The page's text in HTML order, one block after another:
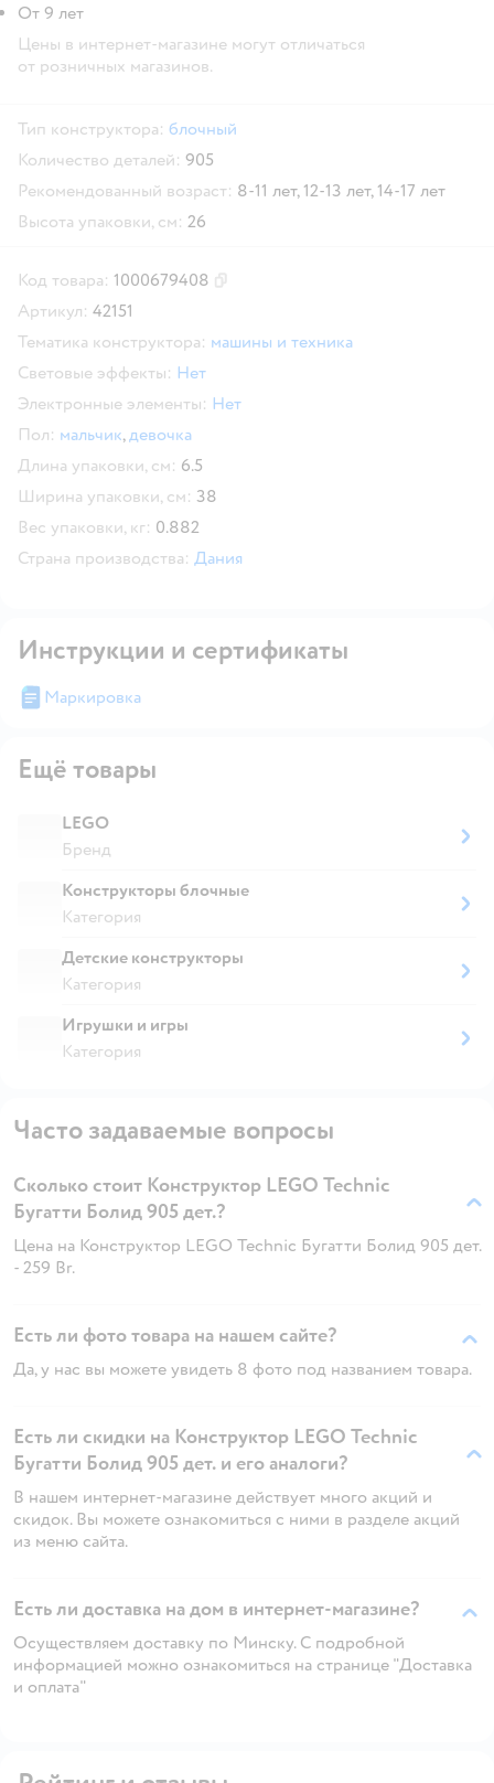
От 9 лет
Цены в интернет-магазине могут отличаться
от розничных магазинов.
Тип конструктора: блочный
Количество деталей: 905
Рекомендованный возраст: 8-11 лет,12-13 лет,14-17 лет
Высота упаковки, см: 26
Код товара: 1000679408
Артикул: 42151
Тематика конструктора: машины и техника
Световые эффекты: Нет
Электронные элементы: Нет
Пол: мальчик,девочка
Длина упаковки, см: 6.5
Ширина упаковки, см: 38
Вес упаковки, кг: 0.882
Страна производства: Дания
Инструкции и сертификаты
Маркировка
Ещё товары
LEGO
Бренд
Конструкторы блочные
Категория
Детские конструкторы
Категория
Игрушки и игры
Категория
Часто задаваемые вопросы
Сколько стоит Конструктор LEGO Technic
Бугатти Болид 905 дет.?
Цена на Конструктор LEGO Technic Бугатти Болид 905 дет.
- 259 Br.
Есть ли фото товара на нашем сайте?
Да, у нас вы можете увидеть 8 фото под названием товара.
Есть ли скидки на Конструктор LEGO Technic
Бугатти Болид 905 дет. и его аналоги?
В нашем интернет-магазине действует много акций и
скидок. Вы можете ознакомиться с ними в разделе акций
из меню сайта.
Есть ли доставка на дом в интернет-магазине?
Осуществляем доставку по Минску. С подробной
информацией можно ознакомиться на странице "Доставка
и оплата"